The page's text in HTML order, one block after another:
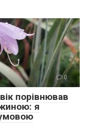
0
порівнював
я